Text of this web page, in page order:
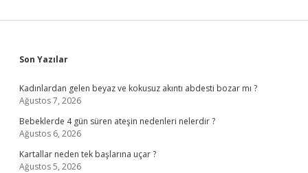
Sidebar
Son Yazılar
Kadınlardan gelen beyaz ve kokusuz akıntı abdesti bozar mı ?
Ağustos 7, 2026
Bebeklerde 4 gün süren ateşin nedenleri nelerdir ?
Ağustos 6, 2026
Kartallar neden tek başlarına uçar ?
Ağustos 5, 2026